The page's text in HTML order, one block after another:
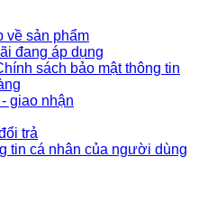
về sản phẩm
đang áp dụng
sách bảo mật thông tin
giao nhận
trả
tin cá nhân của người dùng